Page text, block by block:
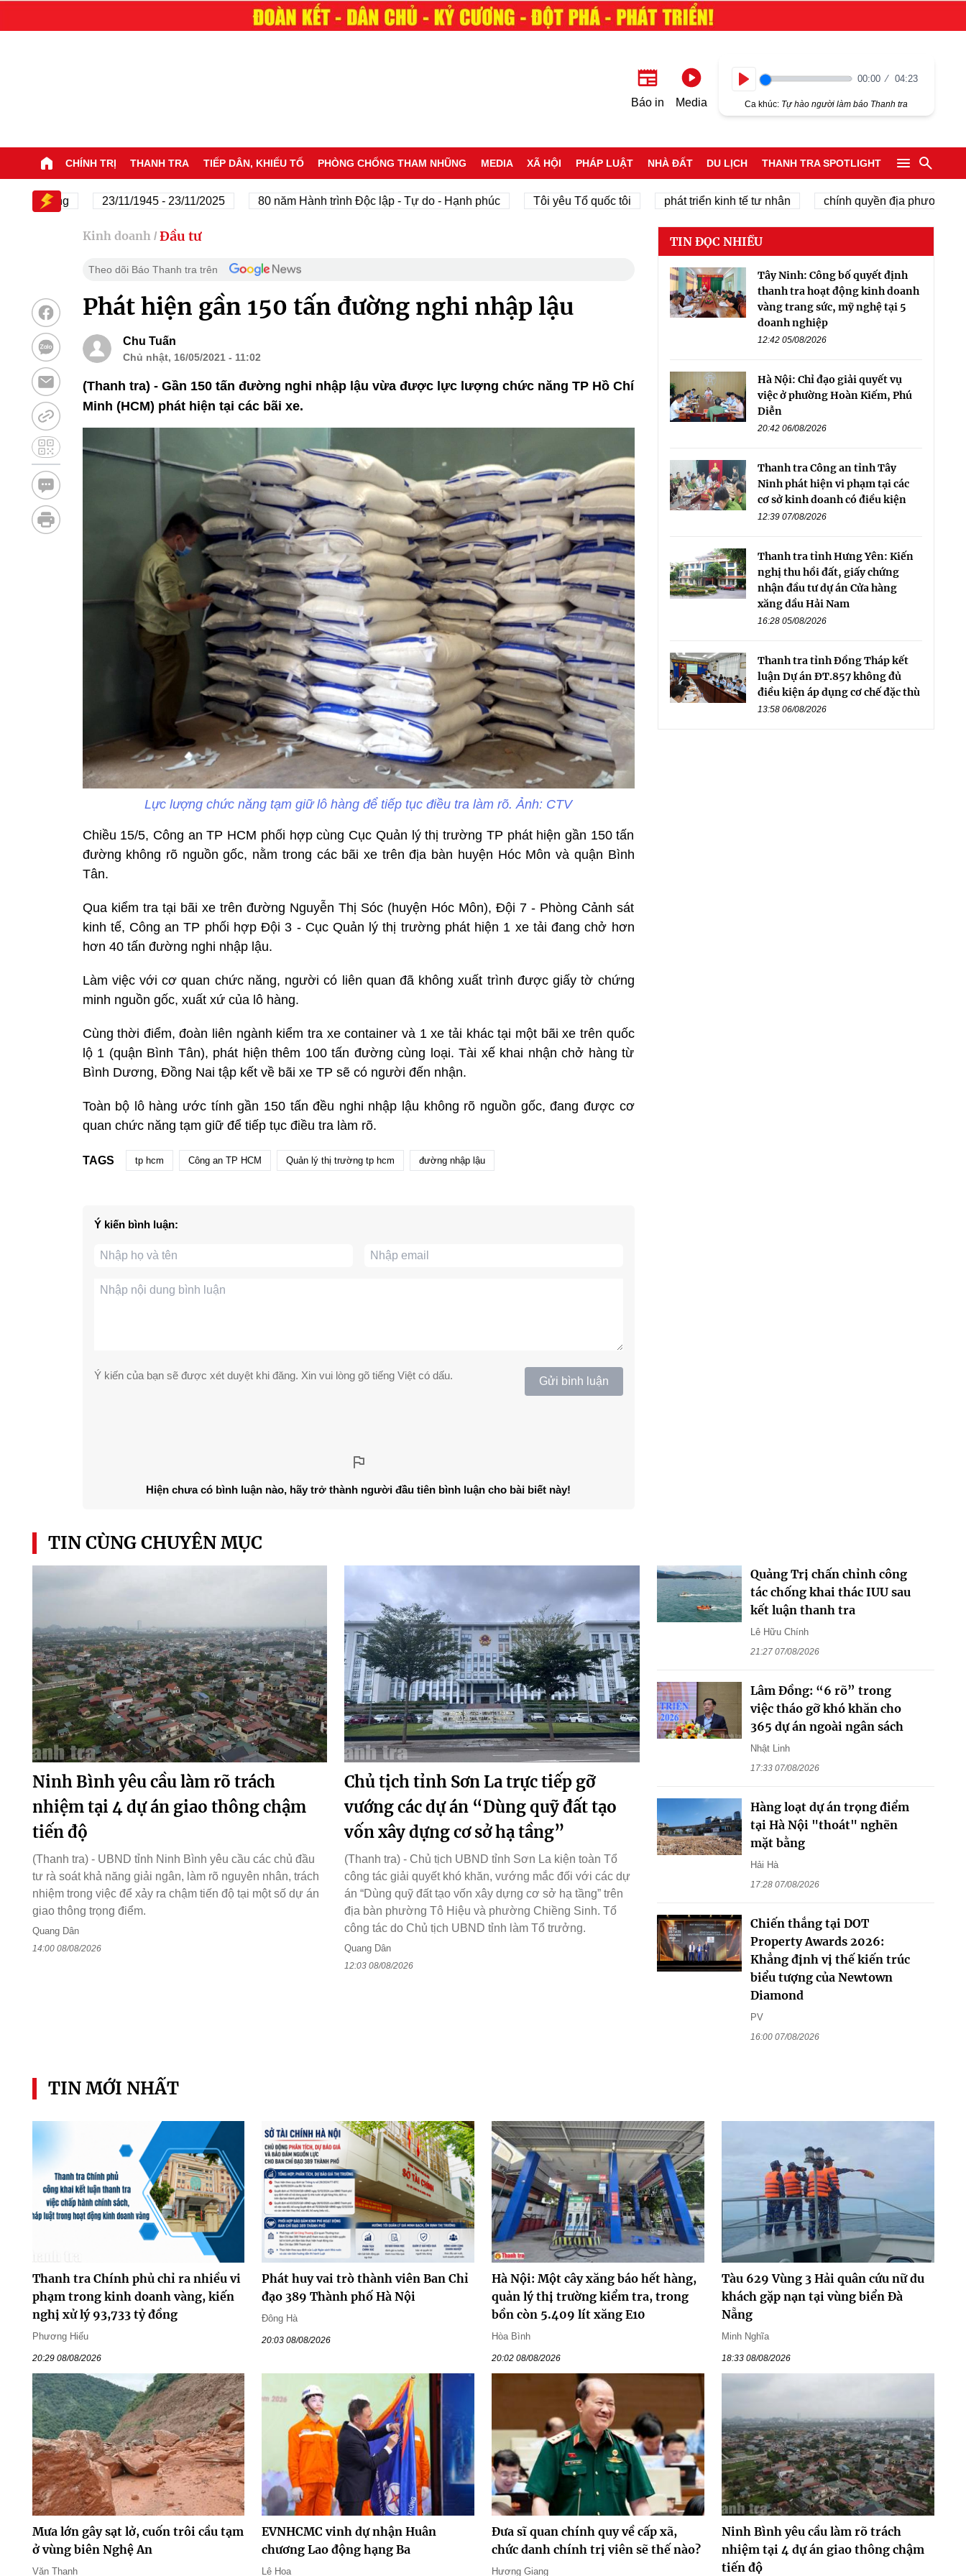
Báo in Media
00:00 04:23
Ca khúc: Tự hào người làm báo Thanh tra
CHÍNH TRỊ THANH TRA TIẾP DÂN, KHIẾU TỐ PHÒNG CHỐNG THAM NHŨNG MEDIA XÃ HỘI PHÁP LUẬT NHÀ ĐẤT DU LỊCH THANH TRA SPOTLIGHT
23/11/1945 - 23/11/2025 80 năm Hành trình Độc lập - Tự do - Hạnh phúc Tôi yêu Tổ quốc tôi phát triển kinh tế tư nhân chính quyền địa phương 2 cấp
Kinh doanh / Đầu tư
Theo dõi Báo Thanh tra trên
Phát hiện gần 150 tấn đường nghi nhập lậu
Chu Tuấn
Chủ nhật, 16/05/2021 - 11:02
(Thanh tra) - Gần 150 tấn đường nghi nhập lậu vừa được lực lượng chức năng TP Hồ Chí
Minh (HCM) phát hiện tại các bãi xe.
Lực lượng chức năng tạm giữ lô hàng để tiếp tục điều tra làm rõ. Ảnh: CTV
Chiều 15/5, Công an TP HCM phối hợp cùng Cục Quản lý thị trường TP phát hiện gần 150 tấn
đường không rõ nguồn gốc, nằm trong các bãi xe trên địa bàn huyện Hóc Môn và quận Bình
Tân.
Qua kiểm tra tại bãi xe trên đường Nguyễn Thị Sóc (huyện Hóc Môn), Đội 7 - Phòng Cảnh sát
kinh tế, Công an TP phối hợp Đội 3 - Cục Quản lý thị trường phát hiện 1 xe tải đang chở hơn
hơn 40 tấn đường nghi nhập lậu.
Làm việc với cơ quan chức năng, người có liên quan đã không xuất trình được giấy tờ chứng
minh nguồn gốc, xuất xứ của lô hàng.
Cùng thời điểm, đoàn liên ngành kiểm tra xe container và 1 xe tải khác tại một bãi xe trên quốc
lộ 1 (quận Bình Tân), phát hiện thêm 100 tấn đường cùng loại. Tài xế khai nhận chở hàng từ
Bình Dương, Đồng Nai tập kết về bãi xe TP sẽ có người đến nhận.
Toàn bộ lô hàng ước tính gần 150 tấn đều nghi nhập lậu không rõ nguồn gốc, đang được cơ
quan chức năng tạm giữ để tiếp tục điều tra làm rõ.
TAGS tp hcm Công an TP HCM Quản lý thị trường tp hcm đường nhập lậu
Ý kiến bình luận:
Ý kiến của bạn sẽ được xét duyệt khi đăng. Xin vui lòng gõ tiếng Việt có dấu. Gửi bình luận
Hiện chưa có bình luận nào, hãy trở thành người đầu tiên bình luận cho bài biết này!
TIN ĐỌC NHIỀU
Tây Ninh: Công bố quyết định
thanh tra hoạt động kinh doanh
vàng trang sức, mỹ nghệ tại 5
doanh nghiệp
12:42 05/08/2026
Hà Nội: Chỉ đạo giải quyết vụ
việc ở phường Hoàn Kiếm, Phú
Diễn
20:42 06/08/2026
Thanh tra Công an tỉnh Tây
Ninh phát hiện vi phạm tại các
cơ sở kinh doanh có điều kiện
12:39 07/08/2026
Thanh tra tỉnh Hưng Yên: Kiến
nghị thu hồi đất, giấy chứng
nhận đầu tư dự án Cửa hàng
xăng dầu Hải Nam
16:28 05/08/2026
Thanh tra tỉnh Đồng Tháp kết
luận Dự án ĐT.857 không đủ
điều kiện áp dụng cơ chế đặc thù
13:58 06/08/2026
TIN CÙNG CHUYÊN MỤC
Ninh Bình yêu cầu làm rõ trách
nhiệm tại 4 dự án giao thông chậm
tiến độ
(Thanh tra) - UBND tỉnh Ninh Bình yêu cầu các chủ đầu
tư rà soát khả năng giải ngân, làm rõ nguyên nhân, trách
nhiệm trong việc để xảy ra chậm tiến độ tại một số dự án
giao thông trọng điểm.
Quang Dân
14:00 08/08/2026
Chủ tịch tỉnh Sơn La trực tiếp gỡ
vướng các dự án “Dùng quỹ đất tạo
vốn xây dựng cơ sở hạ tầng”
(Thanh tra) - Chủ tịch UBND tỉnh Sơn La kiện toàn Tổ
công tác giải quyết khó khăn, vướng mắc đối với các dự
án “Dùng quỹ đất tạo vốn xây dựng cơ sở hạ tầng” trên
địa bàn phường Tô Hiệu và phường Chiềng Sinh. Tổ
công tác do Chủ tịch UBND tỉnh làm Tổ trưởng.
Quang Dân
12:03 08/08/2026
Quảng Trị chấn chỉnh công
tác chống khai thác IUU sau
kết luận thanh tra
Lê Hữu Chính
21:27 07/08/2026
Lâm Đồng: “6 rõ” trong
việc tháo gỡ khó khăn cho
365 dự án ngoài ngân sách
Nhật Linh
17:33 07/08/2026
Hàng loạt dự án trọng điểm
tại Hà Nội "thoát" nghẽn
mặt bằng
Hải Hà
17:28 07/08/2026
Chiến thắng tại DOT
Property Awards 2026:
Khẳng định vị thế kiến trúc
biểu tượng của Newtown
Diamond
PV
16:00 07/08/2026
TIN MỚI NHẤT
Thanh tra Chính phủ chỉ ra nhiều vi
phạm trong kinh doanh vàng, kiến
nghị xử lý 93,733 tỷ đồng
Phương Hiếu
20:29 08/08/2026
Phát huy vai trò thành viên Ban Chỉ
đạo 389 Thành phố Hà Nội
Đông Hà
20:03 08/08/2026
Hà Nội: Một cây xăng báo hết hàng,
quản lý thị trường kiểm tra, trong
bồn còn 5.409 lít xăng E10
Hòa Bình
20:02 08/08/2026
Tàu 629 Vùng 3 Hải quân cứu nữ du
khách gặp nạn tại vùng biển Đà
Nẵng
Minh Nghĩa
18:33 08/08/2026
Mưa lớn gây sạt lở, cuốn trôi cầu tạm
ở vùng biên Nghệ An
Văn Thanh
EVNHCMC vinh dự nhận Huân
chương Lao động hạng Ba
Lê Hoa
Đưa sĩ quan chính quy về cấp xã,
chức danh chính trị viên sẽ thế nào?
Hương Giang
Ninh Bình yêu cầu làm rõ trách
nhiệm tại 4 dự án giao thông chậm
tiến độ